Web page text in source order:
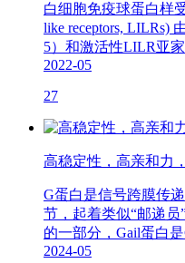
白细胞免疫球蛋白样
like receptors, LILRs)
5）和激活性LILR亚
2022-05
27
高稳定性，高亲和力
G蛋白是信号跨膜传
节，起着类似“邮递
的一部分，Gail蛋白
2024-05